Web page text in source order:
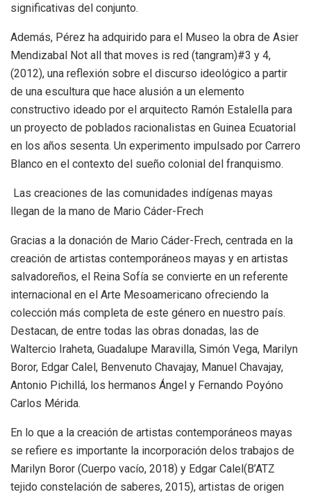
significativas del conjunto.
Además, Pérez ha adquirido para el Museo la obra de Asier
Mendizabal Not all that moves is red (tangram)#3 y 4,
(2012), una reflexión sobre el discurso ideológico a partir
de una escultura que hace alusión a un elemento
constructivo ideado por el arquitecto Ramón Estalella para
un proyecto de poblados racionalistas en Guinea Ecuatorial
en los años sesenta. Un experimento impulsado por Carrero
Blanco en el contexto del sueño colonial del franquismo.
Las creaciones de las comunidades indígenas mayas
llegan de la mano de Mario Cáder-Frech
Gracias a la donación de Mario Cáder-Frech, centrada en la
creación de artistas contemporáneos mayas y en artistas
salvadoreños, el Reina Sofía se convierte en un referente
internacional en el Arte Mesoamericano ofreciendo la
colección más completa de este género en nuestro país.
Destacan, de entre todas las obras donadas, las de
Waltercio Iraheta, Guadalupe Maravilla, Simón Vega, Marilyn
Boror, Edgar Calel, Benvenuto Chavajay, Manuel Chavajay,
Antonio Pichillá, los hermanos Ángel y Fernando Poyóno
Carlos Mérida.
En lo que a la creación de artistas contemporáneos mayas
se refiere es importante la incorporación delos trabajos de
Marilyn Boror (Cuerpo vacío, 2018) y Edgar Calel(B’ATZ
tejido constelación de saberes, 2015), artistas de origen